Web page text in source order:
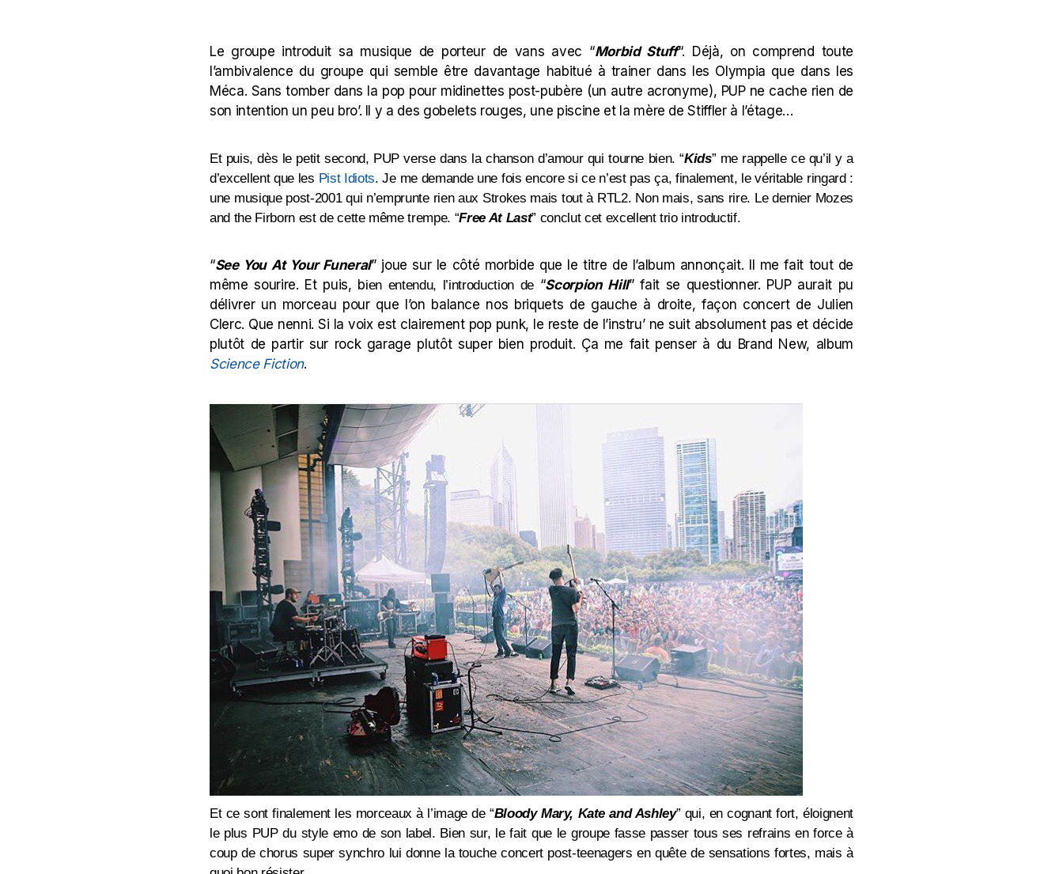
Le groupe introduit sa musique de porteur de vans avec “Morbid Stuff“. Déjà, on comprend toute
l’ambivalence du groupe qui semble être davantage habitué à trainer dans les Olympia que dans les
Méca. Sans tomber dans la pop pour midinettes post-pubère (un autre acronyme), PUP ne cache rien de
son intention un peu bro’. Il y a des gobelets rouges, une piscine et la mère de Stiffler à l’étage…
Et puis, dès le petit second, PUP verse dans la chanson d’amour qui tourne bien.“Kids” me rappelle ce qu’il y a
d’excellent que les Pist Idiots. Je me demande une fois encore si ce n’est pas ça, finalement, le véritable ringard :
une musique post-2001 qui n’emprunte rien aux Strokes mais tout à RTL2. Non mais, sans rire. Le dernier Mozes
and the Firborn est de cette même trempe. “Free At Last” conclut cet excellent trio introductif.
“See You At Your Funeral” joue sur le côté morbide que le titre de l’album annonçait. Il me fait tout de
même sourire. Et puis, bien entendu, l’introduction de “Scorpion Hill” fait se questionner. PUP aurait pu
délivrer un morceau pour que l’on balance nos briquets de gauche à droite, façon concert de Julien
Clerc. Que nenni. Si la voix est clairement pop punk, le reste de l’instru’ ne suit absolument pas et décide
plutôt de partir sur rock garage plutôt super bien produit. Ça me fait penser à du Brand New, album
Science Fiction.
Et ce sont finalement les morceaux à l’image de “Bloody Mary, Kate and Ashley” qui, en cognant fort, éloignent
le plus PUP du style emo de son label. Bien sur, le fait que le groupe fasse passer tous ses refrains en force à
coup de chorus super synchro lui donne la touche concert post-teenagers en quête de sensations fortes, mais à